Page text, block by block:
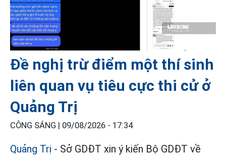
Đề nghị trừ điểm một thí sinh
liên quan vụ tiêu cực thi cử ở
Quảng Trị
CÔNG SÁNG | 09/08/2026 - 17:34
Quảng Trị - Sở GDĐT xin ý kiến Bộ GDĐT về